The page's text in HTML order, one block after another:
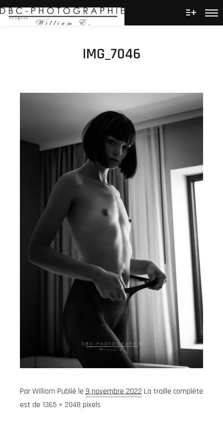
Plus
IMG_7046
ParWilliam Publié le 9 novembre 2022 La traille complète
est de 1365 × 2048 pixels